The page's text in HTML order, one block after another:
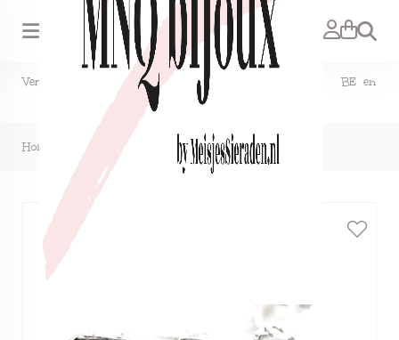
Zoeken
Verzendkosten NL €1,50, GRATIS bij bestelling vanaf €15. BE en
DE €2,95, GRATIS verzenden vanaf €50.
Home Clip oorbellen retro cassettebandje, knopje